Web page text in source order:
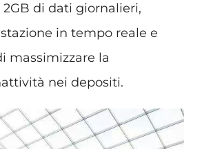
di dati giornalieri,
in tempo reale e
massimizzare la
nei depositi.